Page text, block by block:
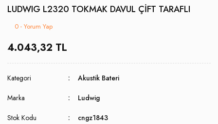
LUDWIG L2320 TOKMAK DAVUL ÇİFT TARAFLI
0 - Yorum Yap
4.043,32 TL
Kategori Akustik Bateri
Marka Ludwig
Stok Kodu cngz1843